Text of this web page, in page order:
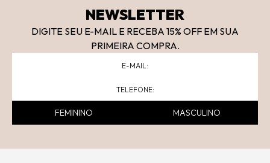
NEWSLETTER
DIGITE SEU E-MAIL E RECEBA 15% OFF EM SUA
PRIMEIRA COMPRA.
FEMININO MASCULINO